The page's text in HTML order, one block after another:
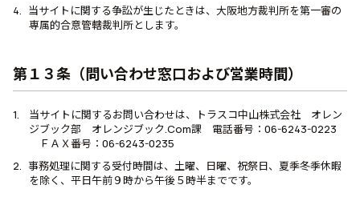
当サイトに関する争訟が生じたときは、大阪地方裁判所を第一審の
専属的合意管轄裁判所とします。
第１３条（問い合わせ窓口および営業時間）
当サイトに関するお問い合わせは、トラスコ中山株式会社 オレン
ジブック部 オレンジブック.Com課 電話番号：06-6243-0223
ＦＡＸ番号：06-6243-0235
事務処理に関する受付時間は、土曜、日曜、祝祭日、夏季冬季休暇
を除く、平日午前９時から午後５時半までです。